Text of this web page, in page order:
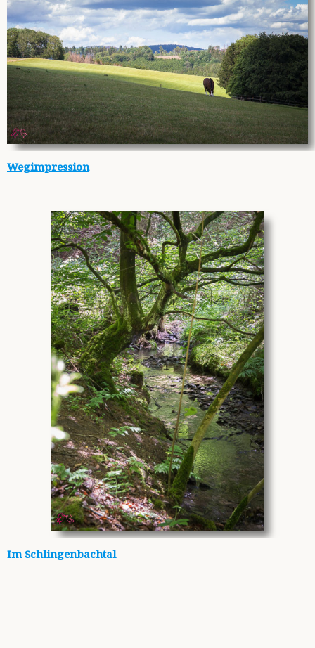
Wegimpression
Im Schlingenbachtal